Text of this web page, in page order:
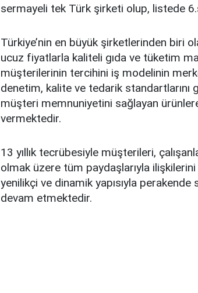
sermayeli tek Türk şirketi olup, listede
Türkiye’nin en büyük şirketlerinden biri
ucuz fiyatlarla kaliteli gıda ve tüketim
müşterilerinin tercihini iş modelinin
denetim, kalite ve tedarik standartlarını
müşteri memnuniyetini sağlayan
vermektedir.
13 yıllık tecrübesiyle müşterileri,
olmak üzere tüm paydaşlarıyla
yenilikçi ve dinamik yapısıyla
devam etmektedir.